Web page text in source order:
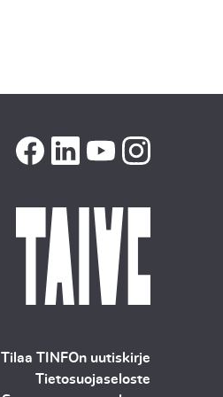
Tilaa TINFOn uutiskirje
Tietosuojaseloste